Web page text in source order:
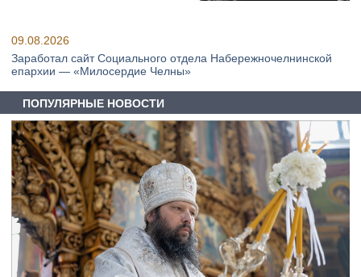
09.08.2026
Заработал сайт Социального отдела Набережночелнинской
епархии — «Милосердие Челны»
ПОПУЛЯРНЫЕ НОВОСТИ